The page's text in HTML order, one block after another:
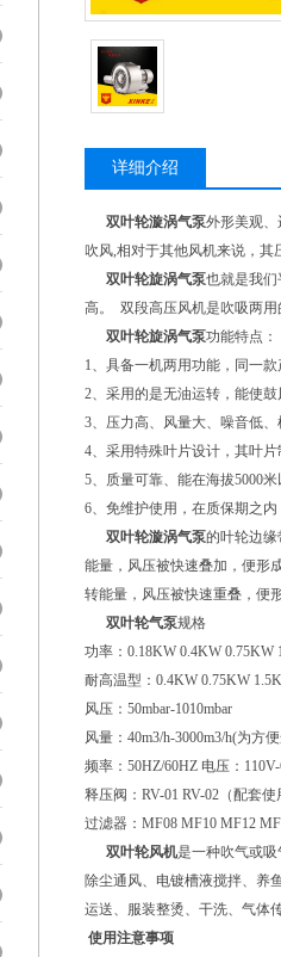
详细介绍
双叶轮漩涡气泵外形美观
吹风,相对于其他风机来说，
双叶轮旋涡气泵也就是我
高。 双段高压风机是吹吸两
双叶轮旋涡气泵功能特点：
1、具备一机两用功能，同一
2、采用的是无油运转，能使
3、压力高、风量大、噪音低
4、采用特殊叶片设计，其叶
5、质量可靠、能在海拔5000
6、免维护使用，在质保期之
双叶轮漩涡气泵的叶轮边
能量，风压被快速叠加，便形
转能量，风压被快速重叠，便
双叶轮气泵规格
功率：0.18KW 0.4KW 0.75KW
耐高温型：0.4KW 0.75KW
风压：50mbar-1010mbar
风量：40m3/h-3000m3/h(为方
频率：50HZ/60HZ 电压：
释压阀：RV-01 RV-02（配套使
过滤器：MF08 MF10 MF12
双叶轮风机是一种吹气或
除尘通风、电镀槽液搅拌、养
运送、服装整烫、干洗、气体
使用注意事项